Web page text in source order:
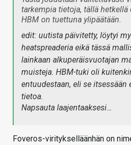
tarkempia tietoja, tällä
HBM on tuettuna ylipäätään.
edit: uutista päivitetty, löytyi
heatspreaderia eikä tässä
lainkaan alkuperäisvuotajan
muisteja. HBM-tuki oli
entuudestaan, eli se itsessään
tietoa.
Napsauta laajentaaksesi…
Foveros-viritykselläänhän on